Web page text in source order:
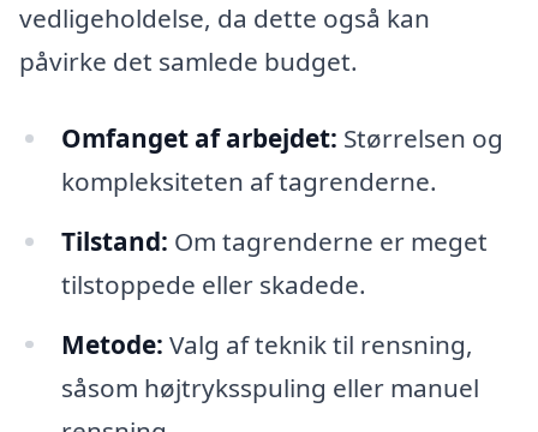
vedligeholdelse, da dette også kan
påvirke det samlede budget.
Omfanget af arbejdet: Størrelsen og
kompleksiteten af tagrenderne.
Tilstand: Om tagrenderne er meget
tilstoppede eller skadede.
Metode: Valg af teknik til rensning,
såsom højtryksspuling eller manuel